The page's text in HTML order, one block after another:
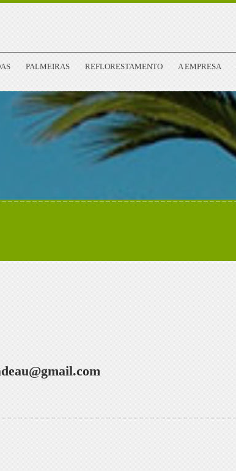
PALMEIRAS REFLORESTAMENTO A EMPRESA